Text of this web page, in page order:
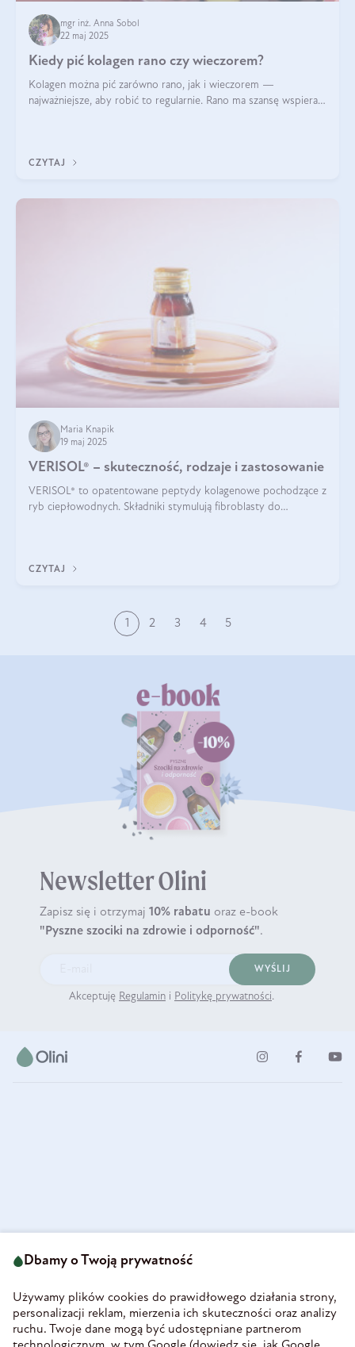
mgr inż. Anna Sobol
22 maj 2025
Kiedy pić kolagen rano czy wieczorem?
Kolagen można pić zarówno rano, jak i wieczorem —
najważniejsze, aby robić to regularnie. Rano ma szansę wspierać
CZYTAJ
Maria Knapik
19 maj 2025
VERISOL® – skuteczność, rodzaje i zastosowanie
VERISOL® to opatentowane peptydy kolagenowe pochodzące z
ryb ciepłowodnych. Składniki stymulują fibroblasty do
CZYTAJ
1 2 3 4 5
Newsletter Olini
Zapisz się i otrzymaj 10% rabatu oraz e-book
"Pyszne szociki na zdrowie i odporność".
WYŚLIJ
Akceptuję Regulamin i Politykę prywatności.
58-160 Świebodzice
REGON 890213034
INFORMACJE
Dbamy o Twoją prywatność
Używamy plików cookies do prawidłowego działania strony,
personalizacji reklam, mierzenia ich skuteczności oraz analizy
ruchu. Twoje dane mogą być udostępniane partnerom